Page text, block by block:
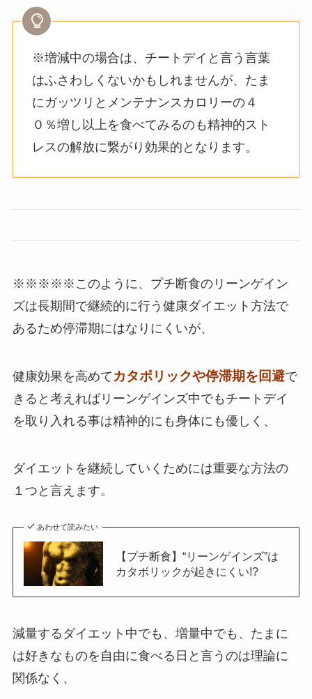
※増減中の場合は、チートデイと言う言葉
はふさわしくないかもしれませんが、たま
にガッツリとメンテナンスカロリーの４
０％増し以上を食べてみるのも精神的スト
レスの解放に繋がり効果的となります。
※※※※※このように、プチ断食のリーンゲイン
ズは長期間で継続的に行う健康ダイエット方法で
あるため停滞期にはなりにくいが、
健康効果を高めて カタボリックや停滞期を回避で
きると考えればリーンゲインズ中でもチートデイ
を取り入れる事は精神的にも身体にも優しく、
ダイエットを継続していくためには重要な方法の
１つと言えます。
あわせて読みたい
【プチ断食】“リーンゲインズ”は
カタボリックが起きにくい!?
減量するダイエット中でも、増量中でも、たまに
は好きなものを自由に食べる日と言うのは理論に
関係なく、